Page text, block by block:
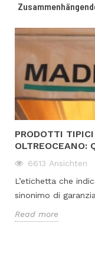
PRODOTTI
OLTREOCEANO:
6613 Ansichten
L’etichetta che
sinonimo di
Read more